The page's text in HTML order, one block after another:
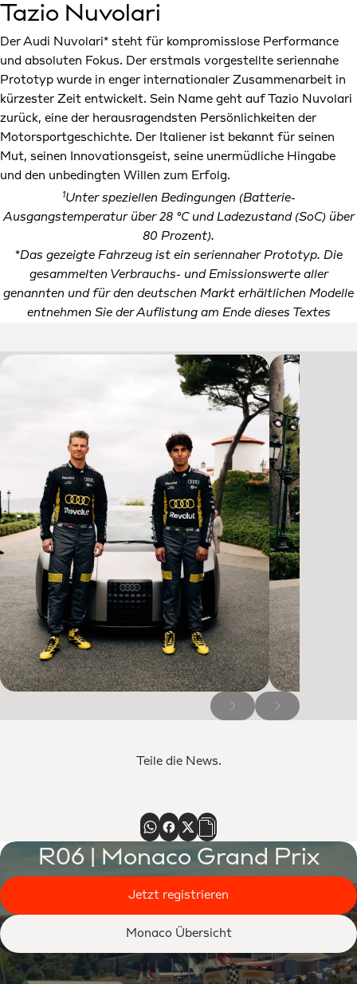
Tazio Nuvolari
Der Audi Nuvolari* steht für kompromisslose Performance
und absoluten Fokus. Der erstmals vorgestellte seriennahe
Prototyp wurde in enger internationaler Zusammenarbeit in
kürzester Zeit entwickelt. Sein Name geht auf Tazio Nuvolari
zurück, eine der herausragendsten Persönlichkeiten der
Motorsportgeschichte. Der Italiener ist bekannt für seinen
Mut, seinen Innovationsgeist, seine unermüdliche Hingabe
und den unbedingten Willen zum Erfolg.
1Unter speziellen Bedingungen (Batterie-
Ausgangstemperatur über 28 °C und Ladezustand (SoC) über
80 Prozent).
*Das gezeigte Fahrzeug ist ein seriennaher Prototyp. Die
gesammelten Verbrauchs- und Emissionswerte aller
genannten und für den deutschen Markt erhältlichen Modelle
entnehmen Sie der Auflistung am Ende dieses Textes
Teile die News.
R06 | Monaco Grand Prix
Jetzt registrieren
Monaco Übersicht